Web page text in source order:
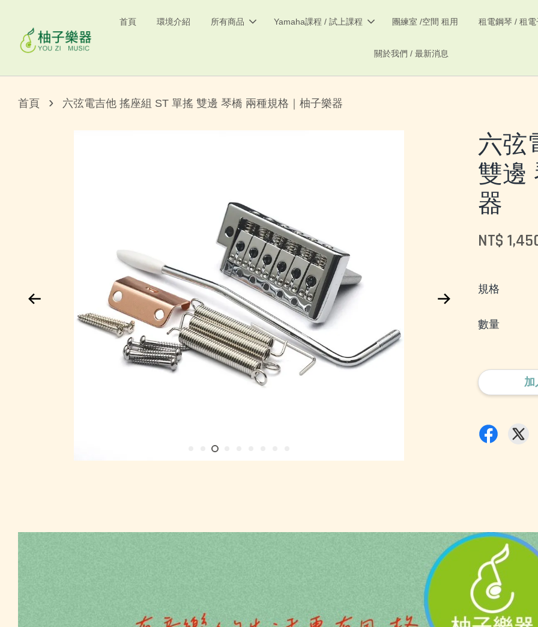
首頁 環境介紹 所有商品 Yamaha課程 / 試上課程 團練室 /空間 租用 租電鋼琴 / 租電
關於我們 / 最新消息
首頁 › 六弦電吉他 搖座組 ST 單搖 雙邊 琴橋 兩種規格｜柚子樂器
六弦
雙邊
器
NT$
規格
數量
加